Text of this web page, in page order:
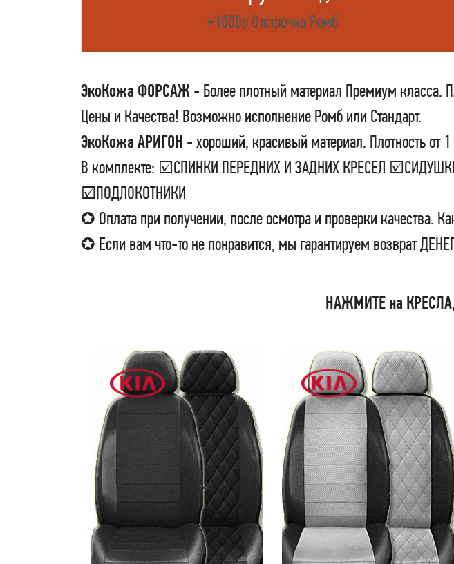
+1000р Отстрочка Ромб
ЭкоКожа ФОРСАЖ - Более плотный материал Премиум класса.
Цены и Качества! Возможно исполнение Ромб или Стандарт.
ЭкоКожа АРИГОН - хороший, красивый материал. Плотность от
В комплекте: ☑СПИНКИ ПЕРЕДНИХ И ЗАДНИХ КРЕСЕЛ
☑ПОДЛОКОТНИКИ
✪ Оплата при получении, после осмотра и проверки качества.
✪ Если вам что-то не понравится, мы гарантируем возврат
НАЖМИТЕ на